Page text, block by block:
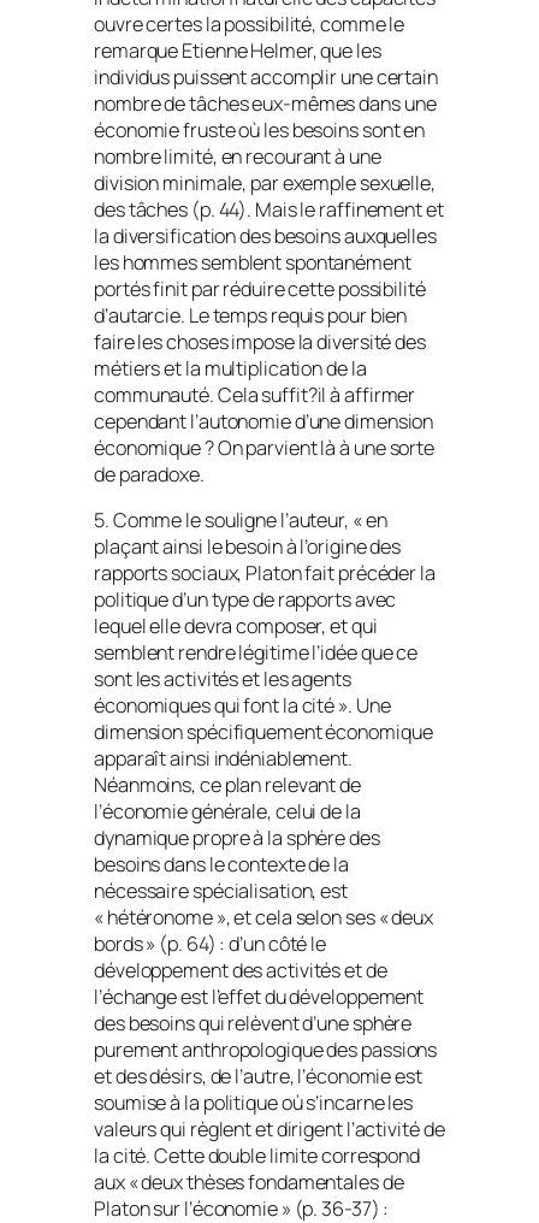
ouvre certes la possibilité, comme le
remarque Etienne Helmer, que les
individus puissent accomplir une certain
nombre de tâches eux-mêmes dans une
économie fruste où les besoins sont en
nombre limité, en recourant à une
division minimale, par exemple sexuelle,
des tâches (p. 44). Mais le raffinement et
la diversification des besoins auxquelles
les hommes semblent spontanément
portés finit par réduire cette possibilité
d’autarcie. Le temps requis pour bien
faire les choses impose la diversité des
métiers et la multiplication de la
communauté. Cela suffit?il à affirmer
cependant l’autonomie d’une dimension
économique ? On parvient là à une sorte
de paradoxe.
5. Comme le souligne l’auteur, « en
plaçant ainsi le besoin à l’origine des
rapports sociaux, Platon fait précéder la
politique d’un type de rapports avec
lequel elle devra composer, et qui
semblent rendre légitime l’idée que ce
sont les activités et les agents
économiques qui font la cité ». Une
dimension spécifiquement économique
apparaît ainsi indéniablement.
Néanmoins, ce plan relevant de
l’économie générale, celui de la
dynamique propre à la sphère des
besoins dans le contexte de la
nécessaire spécialisation, est
« hétéronome », et cela selon ses « deux
bords » (p. 64) : d’un côté le
développement des activités et de
l’échange est l’effet du développement
des besoins qui relèvent d’une sphère
purement anthropologique des passions
et des désirs, de l’autre, l’économie est
soumise à la politique où s’incarne les
valeurs qui règlent et dirigent l’activité de
la cité. Cette double limite correspond
aux « deux thèses fondamentales de
Platon sur l’économie » (p. 36-37) :